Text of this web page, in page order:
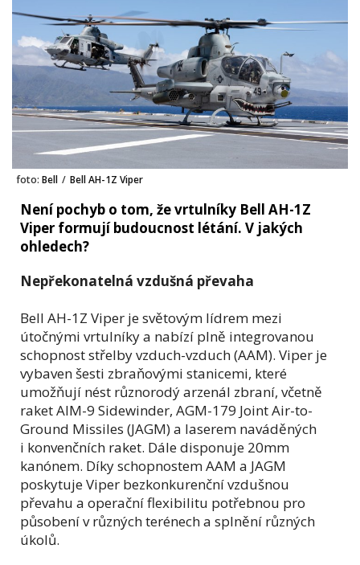
foto: Bell / Bell AH-1Z Viper
Není pochyb o tom, že vrtulníky Bell AH-1Z
Viper formují budoucnost létání. V jakých
ohledech?
Nepřekonatelná vzdušná převaha
Bell AH-1Z Viper je světovým lídrem mezi
útočnými vrtulníky a nabízí plně integrovanou
schopnost střelby vzduch-vzduch (AAM). Viper je
vybaven šesti zbraňovými stanicemi, které
umožňují nést různorodý arzenál zbraní, včetně
raket AIM-9 Sidewinder, AGM-179 Joint Air-to-
Ground Missiles (JAGM) a laserem naváděných
i konvenčních raket. Dále disponuje 20mm
kanónem. Díky schopnostem AAM a JAGM
poskytuje Viper bezkonkurenční vzdušnou
převahu a operační flexibilitu potřebnou pro
působení v různých terénech a splnění různých
úkolů.